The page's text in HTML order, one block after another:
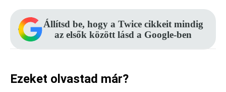
Állítsd be, hogy a Twice cikkeit mindig
az elsők között lásd a Google-ben
Ezeket olvastad már?